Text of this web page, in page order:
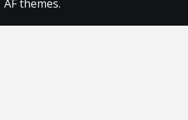
AF themes.